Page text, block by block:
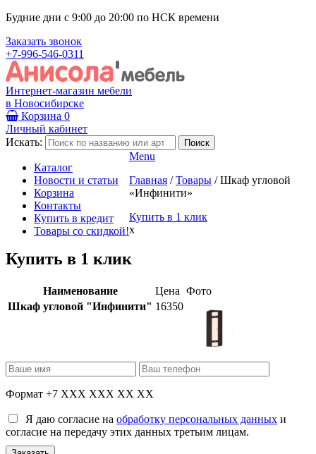
Будние дни с 9:00 до 20:00 по НСК времени
Заказать звонок
+7-996-546-0311
Интернет-магазин мебели
в Новосибирске
Корзина 0
Личный кабинет
Искать:
Каталог
Новости и статьи
Корзина
Контакты
Купить в кредит
Товары со скидкой!
Menu
Главная / Товары / Шкаф угловой
«Инфинити»
Купить в 1 клик
x
Купить в 1 клик
Наименование Цена Фото
Шкаф угловой "Инфинити" 16350
Формат +7 XXX XXX XX XX
Я даю согласие на обработку персональных данных и
согласие на передачу этих данных третьим лицам.